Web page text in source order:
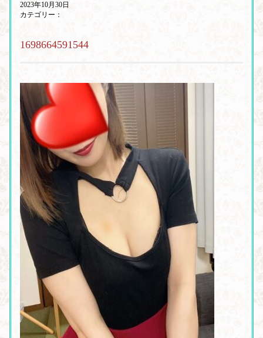
2023年10月30日
カテゴリー：
1698664591544